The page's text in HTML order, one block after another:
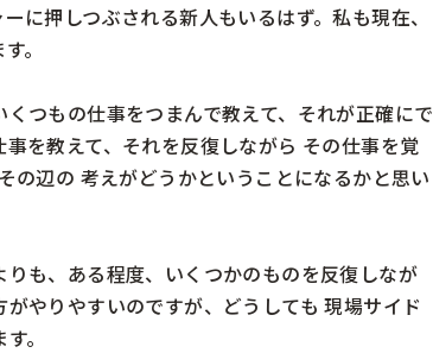
に押しつぶされる新人もいるはず。私も現在、
。
つもの仕事をつまんで教えて、それが正確にで
を教えて、それを反復しながら その仕事を覚
の辺の 考えがどうかということになるかと思い
も、ある程度、いくつかのものを反復しなが
やりやすいのですが、どうしても 現場サイド
。